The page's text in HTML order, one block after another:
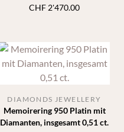
CHF 2'470.00
Memoirering 950 Platin mit
Diamanten, insgesamt 0,51 ct.
DIAMONDS JEWELLERY